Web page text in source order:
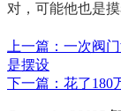
对，可能他也是
上一篇：一次阀
是摆设
下一篇：花了180